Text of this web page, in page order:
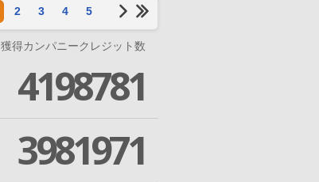
2 3 4 5
獲得カンパニークレジット数
4198781
3981971